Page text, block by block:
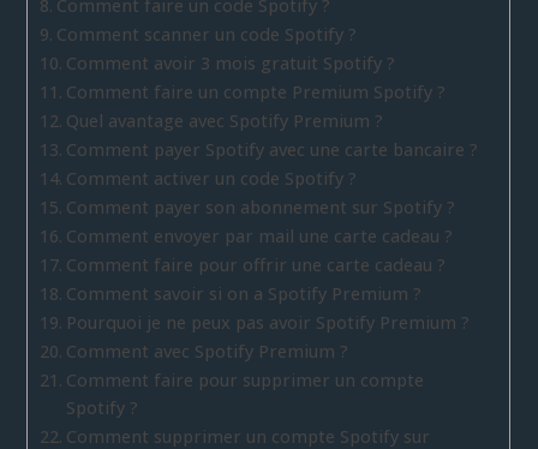
Comment faire un code Spotify ?
Comment scanner un code Spotify ?
Comment avoir 3 mois gratuit Spotify ?
Comment faire un compte Premium Spotify ?
Quel avantage avec Spotify Premium ?
Comment payer Spotify avec une carte bancaire ?
Comment activer un code Spotify ?
Comment payer son abonnement sur Spotify ?
Comment envoyer par mail une carte cadeau ?
Comment faire pour offrir une carte cadeau ?
Comment savoir si on a Spotify Premium ?
Pourquoi je ne peux pas avoir Spotify Premium ?
Comment avec Spotify Premium ?
Comment faire pour supprimer un compte
Spotify ?
Comment supprimer un compte Spotify sur